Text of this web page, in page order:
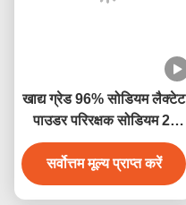
खाद्य ग्रेड 96% सोडियम लैक्टेट
पाउडर परिरक्षक सोडियम 2-
हाइड्रॉक्सीप्रोपेनोएट सीएएस
867-56-1
सर्वोत्तम मूल्य प्राप्त करें